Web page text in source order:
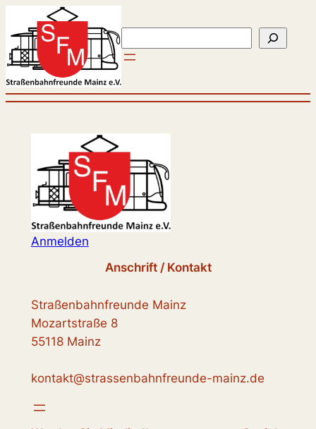
Inhalt
springen
Anmelden
Anschrift / Kontakt
Straßenbahnfreunde Mainz
Mozartstraße 8
55118 Mainz
kontakt@strassenbahnfreunde-mainz.de